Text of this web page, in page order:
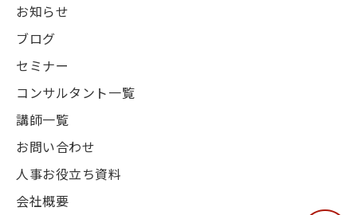
お知らせ
ブログ
セミナー
コンサルタント一覧
講師一覧
お問い合わせ
人事お役立ち資料
会社概要